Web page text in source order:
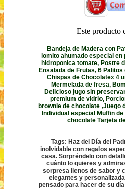
Este producto
Bandeja de Madera con
lomito ahumado especial
hidroponica tomate, Postre
Ensalada de Frutas, 6
Chispas de Chocolatex 4
Mermelada de fresa,
Delicioso jugo sin
premium de vidrio,
brownie de chocolate ,Juego
Individual especial Muffin
chocolate Tarjeta
Tags: Haz del Día del
inolvidable con regalos
casa. Sorpréndelo con
cuánto lo quieres y
sorpresa llenos de sabor y
elegantes y
pensado para hacer de su